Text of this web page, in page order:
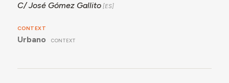
C/ José Gómez Gallito
CONTEXT
Urbano CONTEXT